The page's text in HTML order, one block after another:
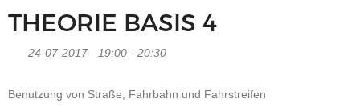
THEORIE BASIS 4
24-07-2017 19:00 - 20:30
Benutzung von Straße, Fahrbahn und Fahrstreifen